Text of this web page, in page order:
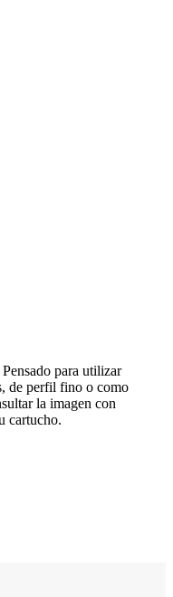
para utilizar
de perfil fino o como
la imagen con
cartucho.